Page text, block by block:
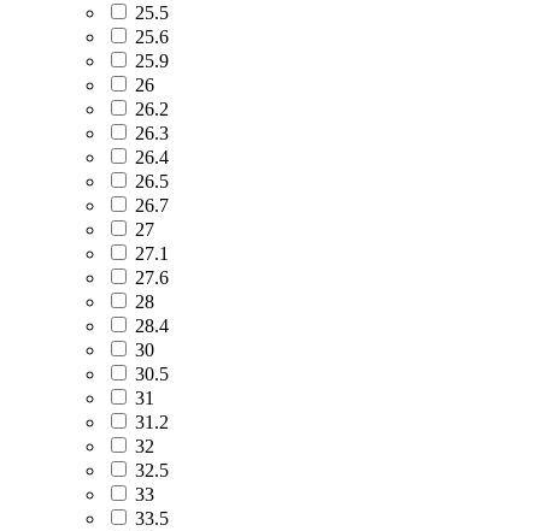
25.5
25.6
25.9
26
26.2
26.3
26.4
26.5
26.7
27
27.1
27.6
28
28.4
30
30.5
31
31.2
32
32.5
33
33.5